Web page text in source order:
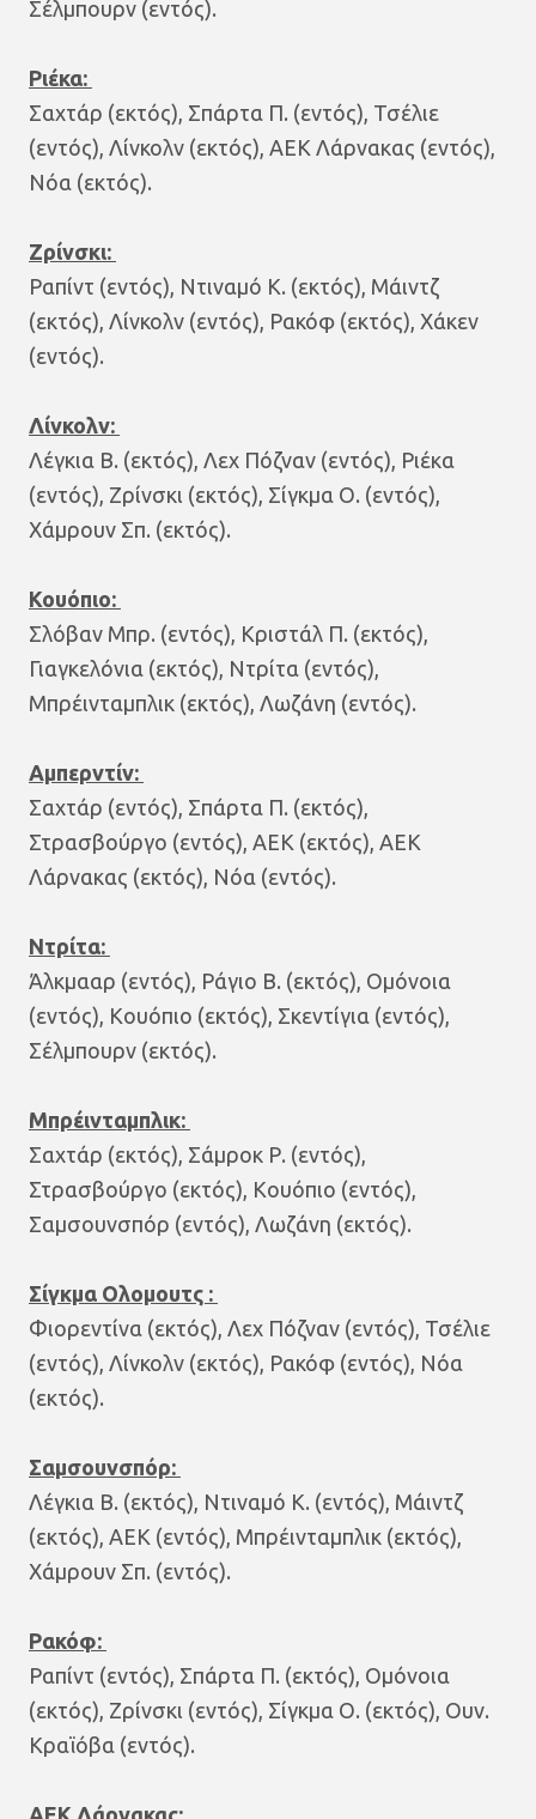
Σέλμπουρν (εντός).
Ριέκα:
Σαχτάρ (εκτός), Σπάρτα Π. (εντός), Τσέλιε
(εντός), Λίνκολν (εκτός), ΑΕΚ Λάρνακας (εντός),
Νόα (εκτός).
Ζρίνσκι:
Ραπίντ (εντός), Ντιναμό Κ. (εκτός), Μάιντζ
(εκτός), Λίνκολν (εντός), Ρακόφ (εκτός), Χάκεν
(εντός).
Λίνκολν:
Λέγκια Β. (εκτός), Λεχ Πόζναν (εντός), Ριέκα
(εντός), Ζρίνσκι (εκτός), Σίγκμα Ο. (εντός),
Χάμρουν Σπ. (εκτός).
Κουόπιο:
Σλόβαν Μπρ. (εντός), Κριστάλ Π. (εκτός),
Γιαγκελόνια (εκτός), Ντρίτα (εντός),
Μπρέινταμπλικ (εκτός), Λωζάνη (εντός).
Αμπερντίν:
Σαχτάρ (εντός), Σπάρτα Π. (εκτός),
Στρασβούργο (εντός), ΑΕΚ (εκτός), ΑΕΚ
Λάρνακας (εκτός), Νόα (εντός).
Ντρίτα:
Άλκμααρ (εντός), Ράγιο Β. (εκτός), Ομόνοια
(εντός), Κουόπιο (εκτός), Σκεντίγια (εντός),
Σέλμπουρν (εκτός).
Μπρέινταμπλικ:
Σαχτάρ (εκτός), Σάμροκ Ρ. (εντός),
Στρασβούργο (εκτός), Κουόπιο (εντός),
Σαμσουνσπόρ (εντός), Λωζάνη (εκτός).
Σίγκμα Ολομουτς :
Φιορεντίνα (εκτός), Λεχ Πόζναν (εντός), Τσέλιε
(εντός), Λίνκολν (εκτός), Ρακόφ (εντός), Νόα
(εκτός).
Σαμσουνσπόρ:
Λέγκια Β. (εκτός), Ντιναμό Κ. (εντός), Μάιντζ
(εκτός), ΑΕΚ (εντός), Μπρέινταμπλικ (εκτός),
Χάμρουν Σπ. (εντός).
Ρακόφ:
Ραπίντ (εντός), Σπάρτα Π. (εκτός), Ομόνοια
(εκτός), Ζρίνσκι (εντός), Σίγκμα Ο. (εκτός), Ουν.
Κραϊόβα (εντός).
ΑΕΚ Λάρνακας: